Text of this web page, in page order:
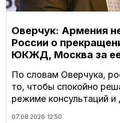
Оверчук: Армения
России о
ЮКЖД, Москва за
По словам Оверчука,
то, чтобы спокойно
режиме консультаций и
07.08.2026 12:50